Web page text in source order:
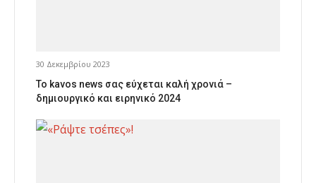
30 Δεκεμβρίου 2023
Το kavos news σας εύχεται καλή χρονιά –
δημιουργικό και ειρηνικό 2024